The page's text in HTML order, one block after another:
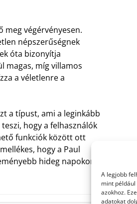
A legjobb
mint
azokhoz.
adatokat
végérvényesen.
népszerűségnek
óta bizonyítja
magas, míg villamos
a véletlenre a
a típust, ami a leginkább
hogy a felhasználók
funkciók között ott
hogy a Paul
hideg napokon